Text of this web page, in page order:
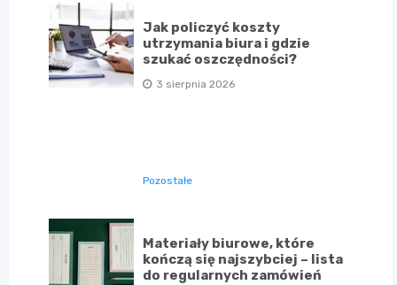
Jak policzyć koszty
utrzymania biura i gdzie
szukać oszczędności?
3 sierpnia 2026
Pozostałe
Materiały biurowe, które
kończą się najszybciej – lista
do regularnych zamówień